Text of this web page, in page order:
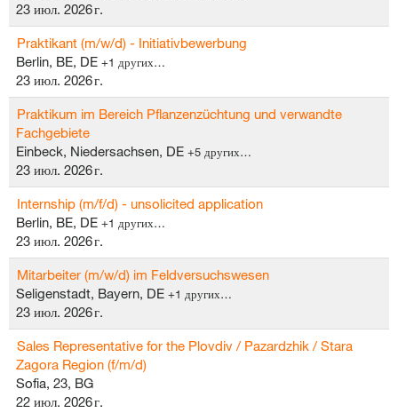
23 июл. 2026 г.
Praktikant (m/w/d) - Initiativbewerbung
Berlin, BE, DE +1 других…
23 июл. 2026 г.
Praktikum im Bereich Pflanzenzüchtung und verwandte
Fachgebiete
Einbeck, Niedersachsen, DE +5 других…
23 июл. 2026 г.
Internship (m/f/d) - unsolicited application
Berlin, BE, DE +1 других…
23 июл. 2026 г.
Mitarbeiter (m/w/d) im Feldversuchswesen
Seligenstadt, Bayern, DE +1 других…
23 июл. 2026 г.
Sales Representative for the Plovdiv / Pazardzhik / Stara
Zagora Region (f/m/d)
Sofia, 23, BG
22 июл. 2026 г.